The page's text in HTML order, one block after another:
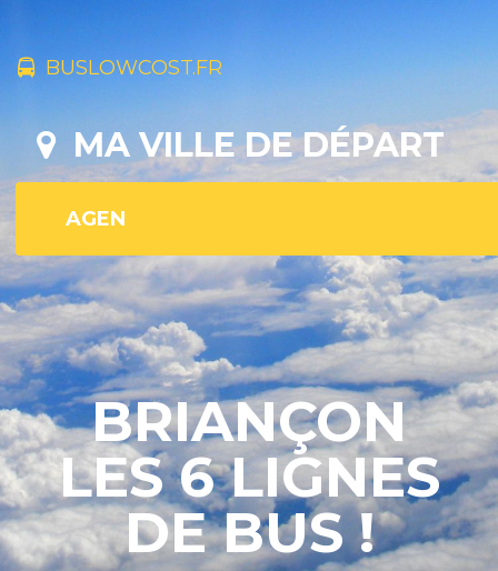
BUSLOWCOST.FR
MA VILLE DE DÉPART
BRIANÇON
LES 6 LIGNES
DE BUS !